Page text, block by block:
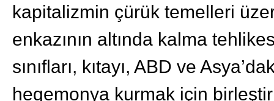
kapitalizmin çürük temelleri
enkazının altında kalma
sınıfları, kıtayı, ABD ve
hegemonya kurmak için